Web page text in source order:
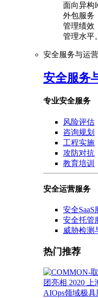
面向异构
外包服务
管理绩效
管理水平。
安全服务与运营
安全服务
专业安全服务
风险评估
咨询规划
工程实施
攻防对抗
教育培训
安全运营服务
安全SaaS
安全托管
威胁检测
热门推荐
团亮相 2020 上
AIOps领域极